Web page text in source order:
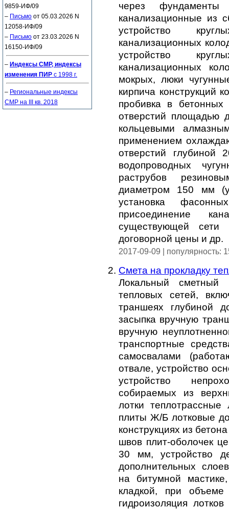
9859-ИФ/09
– Письмо от 05.03.2026 N
12058-ИФ/09
– Письмо от 23.03.2026 N
16150-ИФ/09
– Индексы СМР, индексы
изменения ПИР с 1998 г.
– Региональные индексы
СМР на III кв. 2018
через
канализационные из
устройство
канализационных
устройство
канализационных
мокрых, люки
кирпича конструкций
пробивка в
отверстий площадью
кольцевыми
применением
отверстий
водопроводных
раструбов
диаметром 150 мм
установка
присоединение
существующей сети
договорной цены и др.
2017-09-09 | популярность:
Смета на прокладку
Локальный
тепловых сетей,
траншеях глубиной
засыпка вручную
вручную
транспортные
самосвалами
отвале, устройство
устройство
собираемых из
лотки
плиты Ж/Б лотковые
конструкциях из
швов плит-оболочек
30 мм, устройство
дополнительных
на битумной
кладкой, при
гидроизоляция